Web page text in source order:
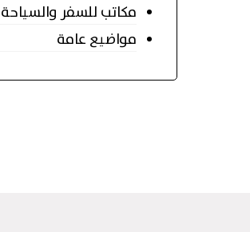
مكاتب للسفر والسياحة
مواضيع عامة